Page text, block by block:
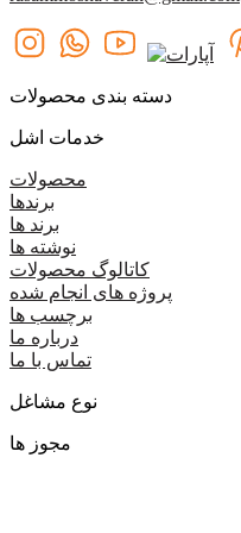
دسته بندی محصولات
خدمات اشل
محصولات
برندها
برند ها
نوشته ها
کاتالوگ محصولات
پروژه های انجام شده
برچسب ها
درباره ما
تماس با ما
نوع مشاغل
مجوز ها